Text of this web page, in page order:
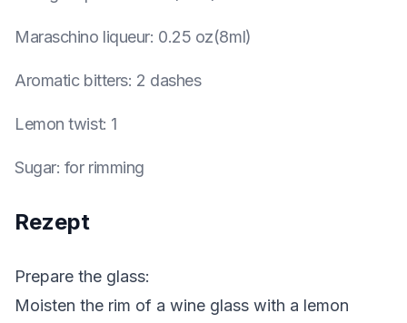
Maraschino liqueur: 0.25 oz(8ml)
Aromatic bitters: 2 dashes
Lemon twist: 1
Sugar: for rimming
Rezept
Prepare the glass:
Moisten the rim of a wine glass with a lemon